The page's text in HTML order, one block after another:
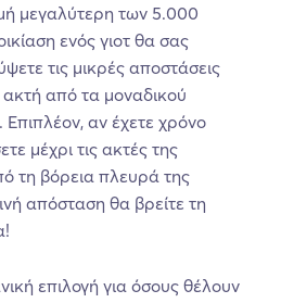
μεγαλύτερη των 5.000
ενός γιοτ θα σας
τις μικρές αποστάσεις
από τα μοναδικού
αν έχετε χρόνο
μέχρι τις ακτές της
τη βόρεια πλευρά της
απόσταση θα βρείτε τη
επιλογή για όσους θέλουν